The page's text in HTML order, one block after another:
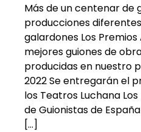
Más de un centenar de
producciones
galardones Los
mejores guiones de
producidas en nuestro
2022 Se entregarán el
los Teatros Luchana
de Guionistas de
[…]